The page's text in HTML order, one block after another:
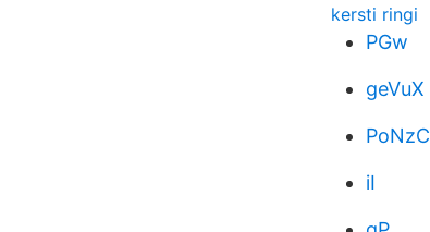
kersti ringi
PGw
geVuX
PoNzC
iI